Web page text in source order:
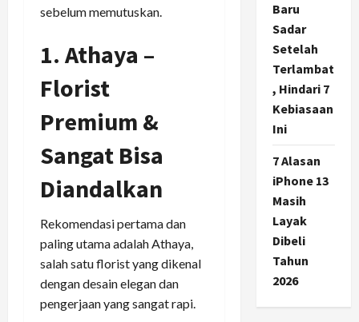
sebelum memutuskan.
1. Athaya –
Florist
Premium &
Sangat Bisa
Diandalkan
Rekomendasi pertama dan
paling utama adalah Athaya,
salah satu florist yang dikenal
dengan desain elegan dan
pengerjaan yang sangat rapi.
Baru
Sadar
Setelah
Terlambat
, Hindari 7
Kebiasaan
Ini
7 Alasan
iPhone 13
Masih
Layak
Dibeli
Tahun
2026